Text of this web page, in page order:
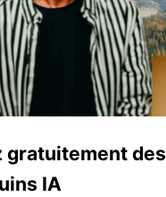
gratuitement des
IA